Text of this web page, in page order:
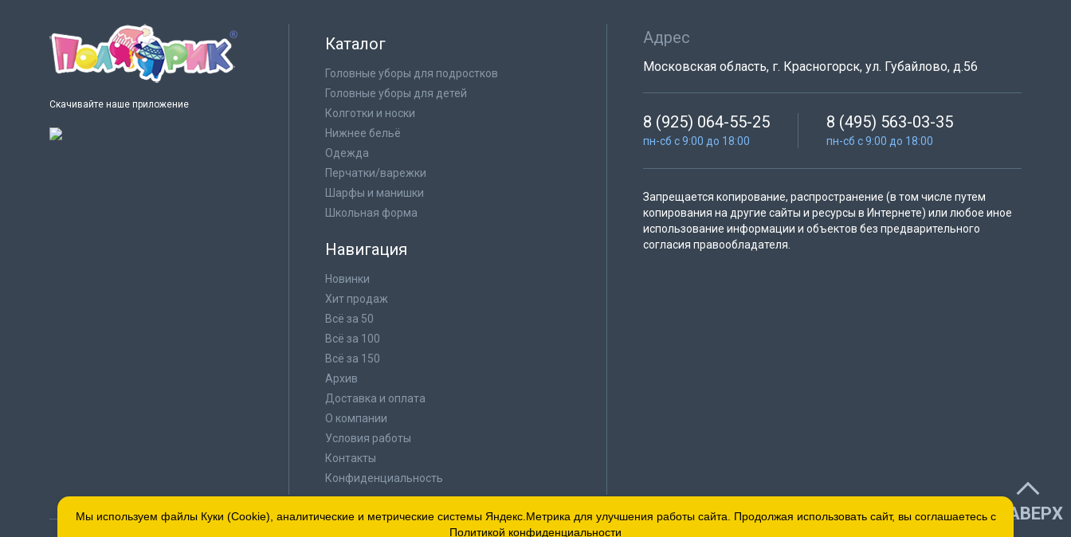
Скачивайте наше приложение
Каталог
Головные уборы для подростков
Головные уборы для детей
Колготки и носки
Нижнее бельё
Одежда
Перчатки/варежки
Шарфы и манишки
Школьная форма
Навигация
Новинки
Хит продаж
Всё за 50
Всё за 100
Всё за 150
Архив
Доставка и оплата
О компании
Условия работы
Контакты
Конфиденциальность
Адрес
Московская область, г. Красногорск, ул. Губайлово, д.56
8 (925) 064-55-25
пн-сб с 9:00 до 18:00
8 (495) 563-03-35
пн-сб с 9:00 до 18:00
Запрещается копирование, распространение (в том числе путем
копирования на другие сайты и ресурсы в Интернете) или любое иное
использование информации и объектов без предварительного
согласия правообладателя.
НАВЕРХ
Мы используем файлы Куки (Cookie), аналитические и метрические системы Яндекс.Метрика для улучшения работы сайта. Продолжая использовать сайт, вы соглашаетесь с
Политикой конфиденциальности